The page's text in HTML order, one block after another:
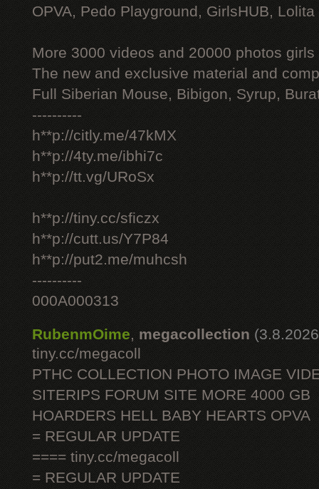
OPVA, Pedo Playground, GirlsHUB, Lolita
More 3000 videos and 20000 photos
The new and exclusive material and
Full Siberian Mouse, Bibigon, Syrup,
----------
h**p://citly.me/47kMX
h**p://4ty.me/ibhi7c
h**p://tt.vg/URoSx
h**p://tiny.cc/sficzx
h**p://cutt.us/Y7P84
h**p://put2.me/muhcsh
----------
000A000313
RubenmOime, megacollection
tiny.cc/megacoll
PTHC COLLECTION PHOTO IMAGE
SITERIPS FORUM SITE MORE 4000 GB
HOARDERS HELL BABY HEARTS OPVA
= REGULAR UPDATE
==== tiny.cc/megacoll
= REGULAR UPDATE